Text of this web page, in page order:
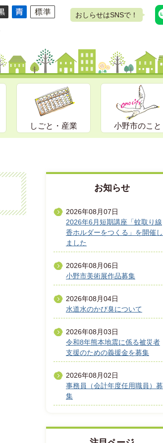
おしらせはSNSで！
しごと・産業 小野市のこと
お知らせ
2026年08月07日
2026年6月短期講座「蚊取り線
香ホルダーをつくる」を開催し
ました
2026年08月06日
小野市美術展作品募集
2026年08月04日
水道水のかび臭について
2026年08月03日
令和8年熊本地震に係る被災者
支援のための義援金を募集
2026年08月02日
事務員（会計年度任用職員）募
集